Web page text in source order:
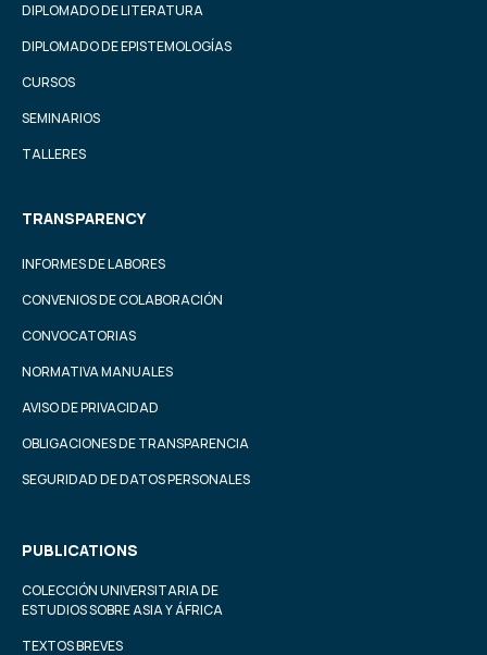
DIPLOMADO DE LITERATURA
DIPLOMADO DE EPISTEMOLOGÍAS
CURSOS
SEMINARIOS
TALLERES
TRANSPARENCY
INFORMES DE LABORES
CONVENIOS DE COLABORACIÓN
CONVOCATORIAS
NORMATIVA MANUALES
AVISO DE PRIVACIDAD
OBLIGACIONES DE TRANSPARENCIA
SEGURIDAD DE DATOS PERSONALES
PUBLICATIONS
COLECCIÓN UNIVERSITARIA DE
ESTUDIOS SOBRE ASIA Y ÁFRICA
TEXTOS BREVES